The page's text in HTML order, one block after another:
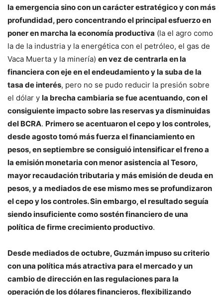
la emergencia sino con un carácter estratégico y con más
profundidad, pero concentrando el principal esfuerzo en
poner en marcha la economía productiva (la el agro como
la de la industria y la energética con el petróleo, el gas de
Vaca Muerta y la minería) en vez de centrarla en la
financiera con eje en el endeudamiento y la suba de la
tasa de interés, pero no se pudo reducir la presión sobre
el dólar y la brecha cambiaria se fue acentuando, con el
consiguiente impacto sobre las reservas ya disminuidas
del BCRA. Primero se acentuaron el cepo y los controles,
desde agosto tomó más fuerza el financiamiento en
pesos, en septiembre se consiguió intensificar el freno a
la emisión monetaria con menor asistencia al Tesoro,
mayor recaudación tributaria y más emisión de deuda en
pesos, y a mediados de ese mismo mes se profundizaron
el cepo y los controles. Sin embargo, el resultado seguía
siendo insuficiente como sostén financiero de una
política de firme crecimiento productivo.
Desde mediados de octubre, Guzmán impuso su criterio
con una política más atractiva para el mercado y un
cambio de dirección en las regulaciones para la
operación de los dólares financieros, flexibilizando